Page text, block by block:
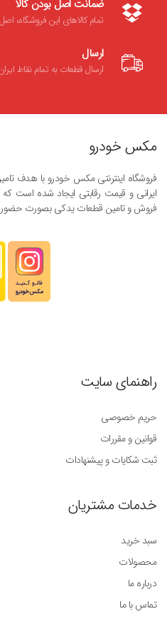
ضمانت اصل بودن کالا
تمام کالاهای این فروشگاه،
ارسال
ارسال قطعات به تمام نقاط
مکس خودرو
فروشگاه اینترنتی مکس خودرو با هدف
فروش و تامین قطعات یدکی بصورت
راهنمای سایت
حریم خصوصی
قوانین و مقررات
ثبت شکایات و پیشنهادات
خدمات مشتریان
سبد خرید
محصولات
درباره ما
تماس با ما